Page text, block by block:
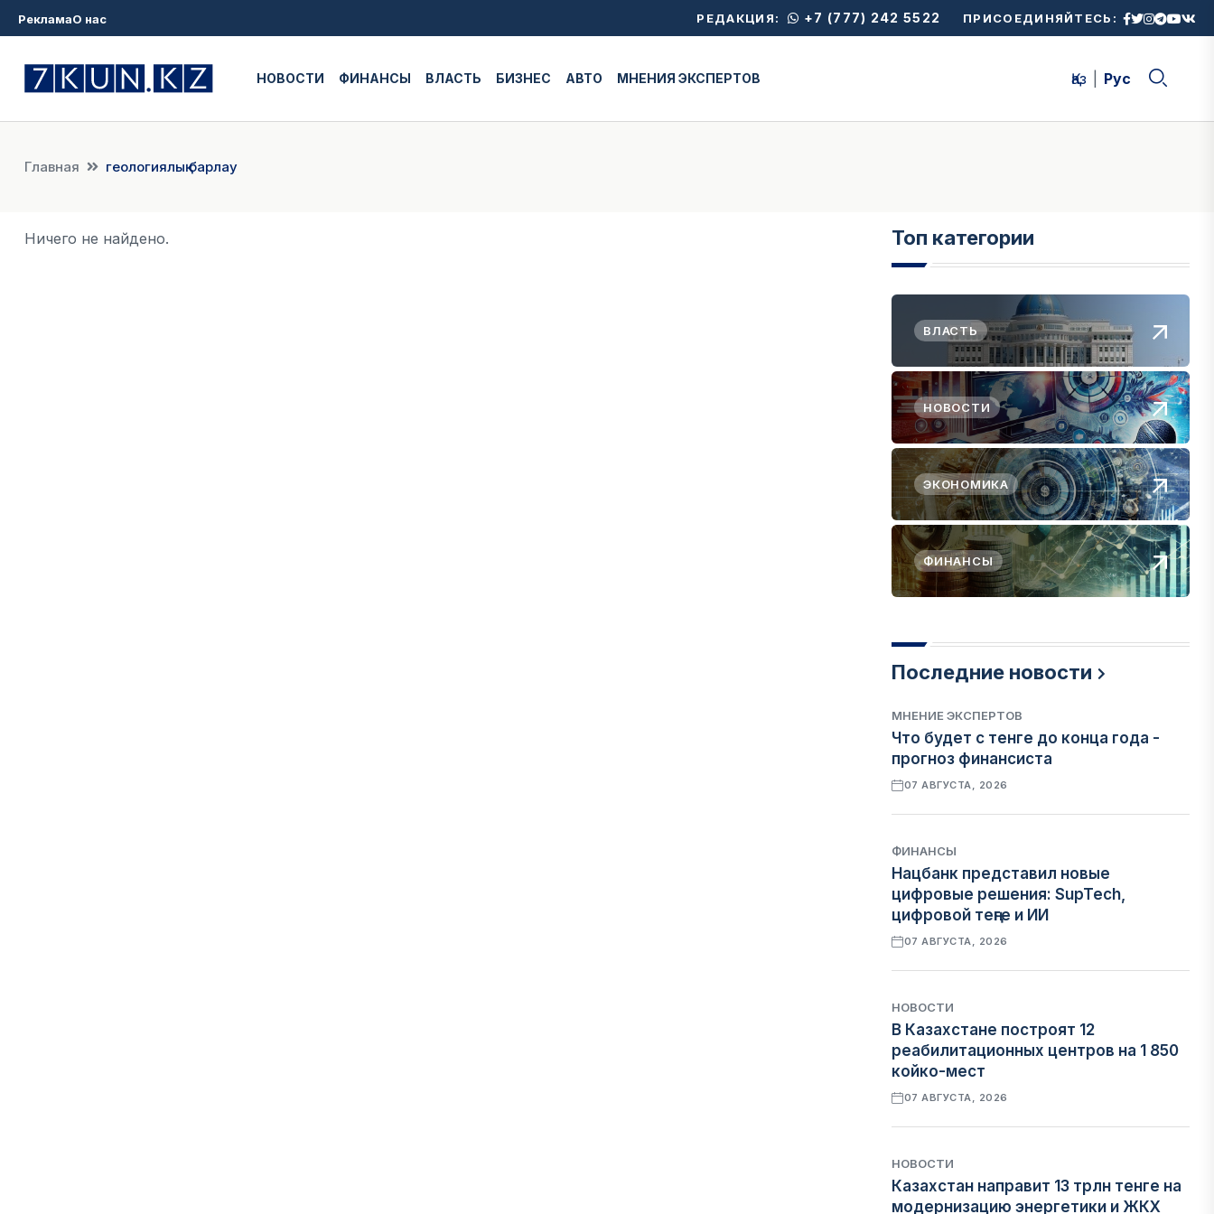
РекламаО нас РЕДАКЦИЯ: +7 (777) 242 5522 ПРИСОЕДИНЯЙТЕСЬ:
НОВОСТИ ФИНАНСЫ ВЛАСТЬ БИЗНЕС АВТО МНЕНИЯ ЭКСПЕРТОВ Қаз Рус
Главная геологиялық барлау
Ничего не найдено. Топ категории
ВЛАСТЬ
НОВОСТИ
ЭКОНОМИКА
ФИНАНСЫ
Последние новости
МНЕНИЕ ЭКСПЕРТОВ
Что будет с тенге до конца года -
прогноз финансиста
07 АВГУСТА, 2026
ФИНАНСЫ
Нацбанк представил новые
цифровые решения: SupTech,
цифровой теңге и ИИ
07 АВГУСТА, 2026
НОВОСТИ
В Казахстане построят 12
реабилитационных центров на 1 850
койко-мест
07 АВГУСТА, 2026
НОВОСТИ
Казахстан направит 13 трлн тенге на
модернизацию энергетики и ЖКХ